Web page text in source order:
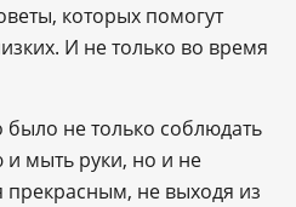
которых помогут
И не только во время
не только соблюдать
мыть руки, но и не
прекрасным, не выходя из